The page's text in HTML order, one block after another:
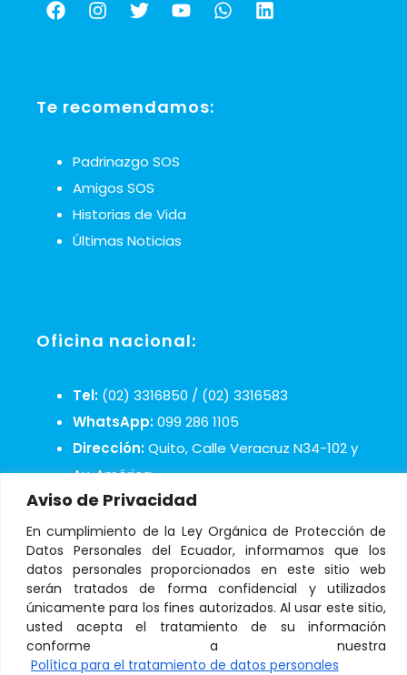
Aviso de Privacidad
En cumplimiento de la Ley Orgánica de Protección de
Datos Personales del Ecuador, informamos que los
datos personales proporcionados en este sitio web
serán tratados de forma confidencial y utilizados
únicamente para los fines autorizados. Al usar este sitio,
usted acepta el tratamiento de su información
conforme a nuestra
Política para el tratamiento de datos personales
Te recomendamos:
Padrinazgo SOS
Amigos SOS
Historias de Vida
Últimas Noticias
Oficina nacional:
Tel: (02) 3316850 / (02) 3316583
WhatsApp:099 286 1105
Dirección:Quito, Calle Veracruz N34-102 y
Av. América.
Mail:infosos@aldeasinfantiles.org.ec
© Copyright 2021 Aldeas Infantiles SOS Ecuador